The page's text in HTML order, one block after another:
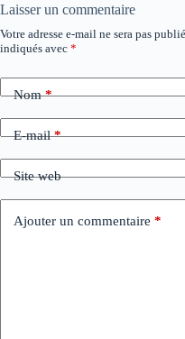
Laisser un commentaire
Votre adresse e-mail ne sera pas
indiqués avec *
Nom*
E-mail*
Site web
Ajouter un commentaire *